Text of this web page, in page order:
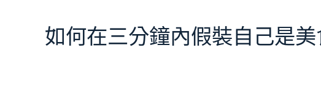
如何在三分鐘內假裝自己是